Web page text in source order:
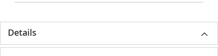
Details